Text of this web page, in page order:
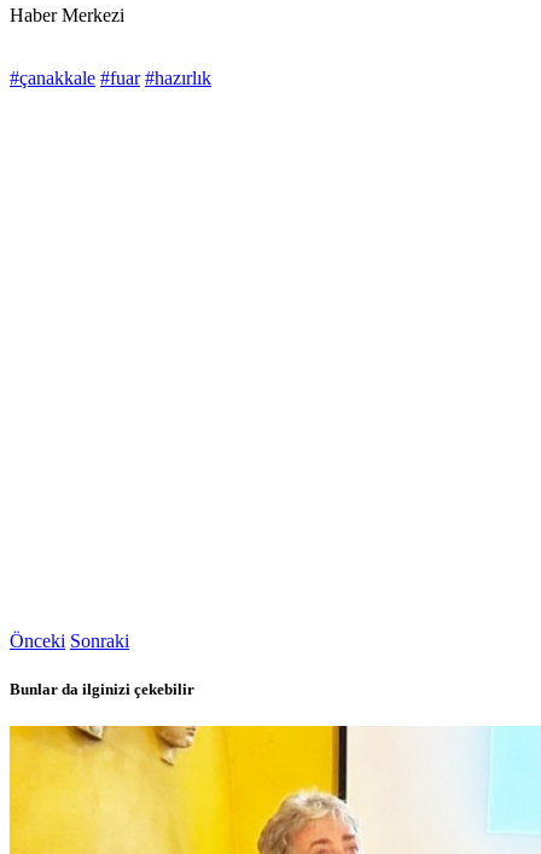
Haber Merkezi
#çanakkale #fuar #hazırlık
Önceki Sonraki
Bunlar da ilginizi çekebilir